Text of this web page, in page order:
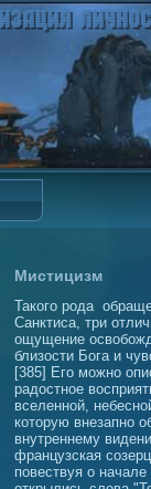
Мистицизм
Такого рода
Санктиса, три
ощущение
близости Бога и
[385] Его можно
радостное
вселенной,
которую внезапно
внутреннему
французская
повествуя о